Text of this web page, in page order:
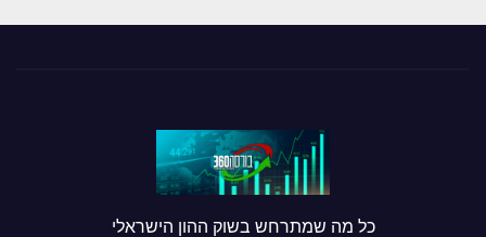
כל מה שמתרחש בשוק ההון הישראלי